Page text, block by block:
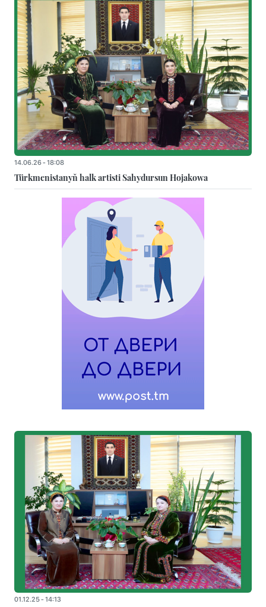
14.06.26 - 18:08
Türkmenistanyň halk artisti Sahydursun Hojakowa
01.12.25 - 14:13